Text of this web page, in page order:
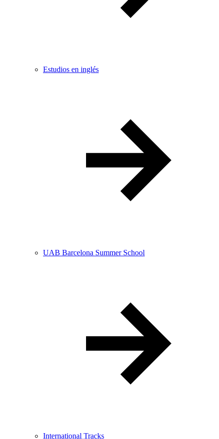
Estudios en inglés
UAB Barcelona Summer School
International Tracks